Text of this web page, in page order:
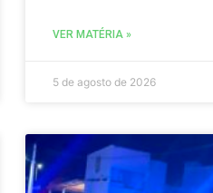
VER MATÉRIA »
5 de agosto de 2026